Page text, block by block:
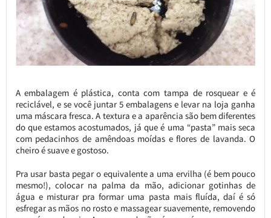
A embalagem é plástica, conta com tampa de rosquear e é
reciclável, e se você juntar 5 embalagens e levar na loja ganha
uma máscara fresca. A textura e a aparência são bem diferentes
do que estamos acostumados, já que é uma “pasta” mais seca
com pedacinhos de amêndoas moídas e flores de lavanda. O
cheiro é suave e gostoso.
Pra usar basta pegar o equivalente a uma ervilha (é bem pouco
mesmo!), colocar na palma da mão, adicionar gotinhas de
água e misturar pra formar uma pasta mais fluída, daí é só
esfregar as mãos no rosto e massagear suavemente, removendo